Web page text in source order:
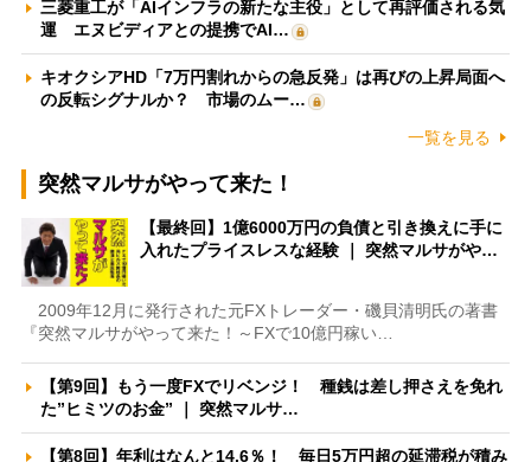
三菱重工が「AIインフラの新たな主役」として再評価される気
運 エヌビディアとの提携でAI…
キオクシアHD「7万円割れからの急反発」は再びの上昇局面へ
の反転シグナルか？ 市場のムー…
一覧を見る
突然マルサがやって来た！
【最終回】1億6000万円の負債と引き換えに手に
入れたプライスレスな経験 ｜ 突然マルサがや…
2009年12月に発行された元FXトレーダー・磯貝清明氏の著書
『突然マルサがやって来た！～FXで10億円稼い…
【第9回】もう一度FXでリベンジ！ 種銭は差し押さえを免れ
た”ヒミツのお金” ｜ 突然マルサ…
【第8回】年利はなんと14.6％！ 毎日5万円超の延滞税が積み